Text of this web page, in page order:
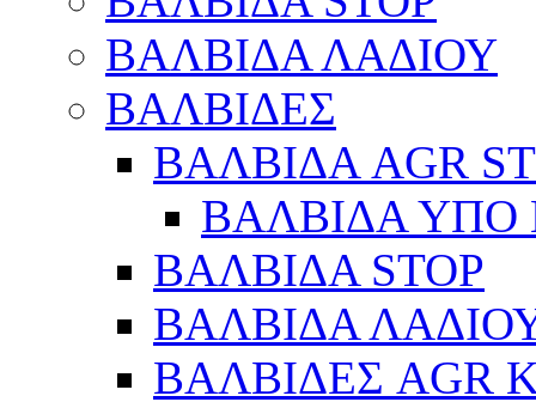
ΒΑΛΒΙΔΑ ΛΑΔΙΟΥ
ΒΑΛΒΙΔΕΣ
ΒΑΛΒΙΔΑ AGR
ΒΑΛΒΙΔΑ ΥΠΟ
ΒΑΛΒΙΔΑ STOP
ΒΑΛΒΙΔΑ
ΒΑΛΒΙΔΕΣ AGR